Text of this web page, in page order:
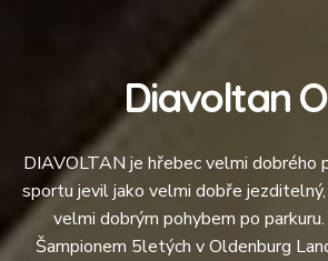
Diavoltan
DIAVOLTAN je hřebec velmi dobrého
sportu jevil jako velmi dobře jezditelný,
velmi dobrým pohybem po
Šampionem 5letých v Oldenburg